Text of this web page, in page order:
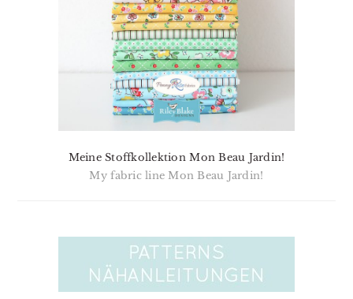
Meine Stoffkollektion Mon Beau Jardin!
My fabric line Mon Beau Jardin!